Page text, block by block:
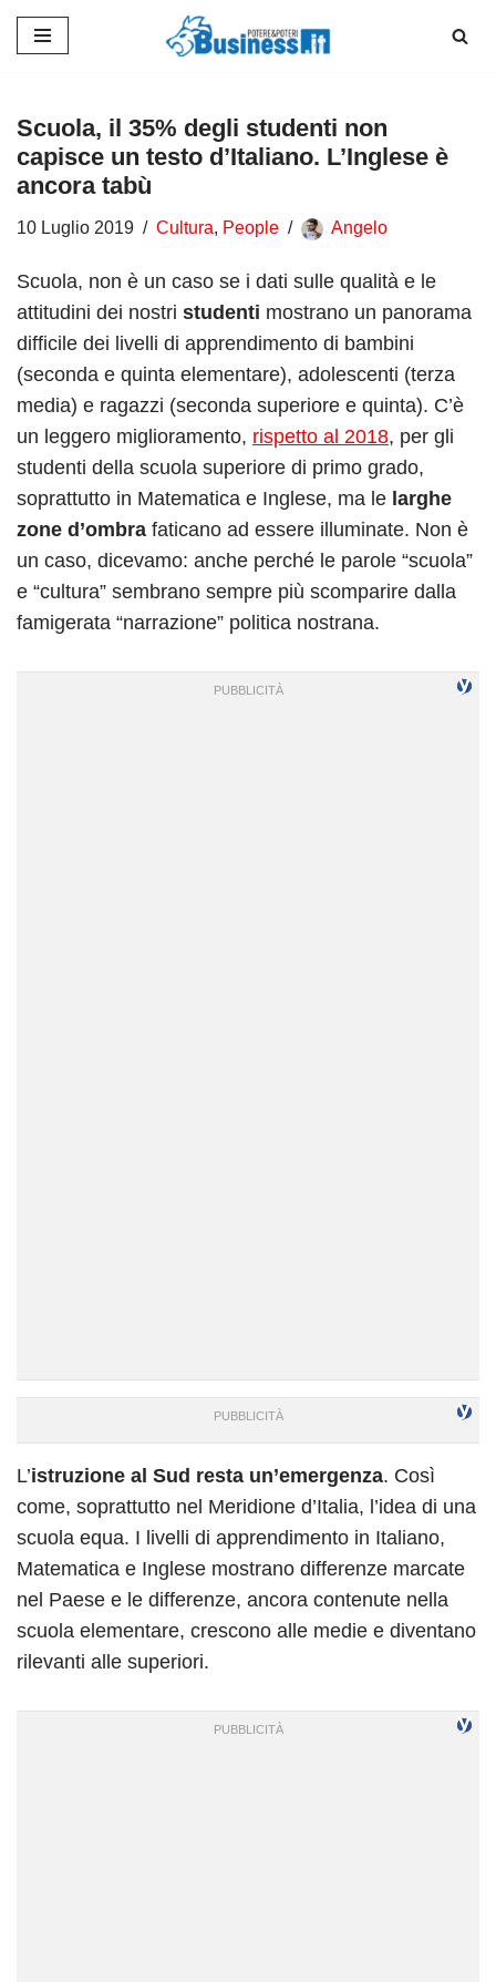
contenuto
Scuola, il 35% degli studenti non
capisce un testo d’Italiano. L’Inglese è
ancora tabù
10 Luglio 2019 Cultura, People Angelo
Scuola, non è un caso se i dati sulle qualità e le
attitudini dei nostri studenti mostrano un panorama
difficile dei livelli di apprendimento di bambini
(seconda e quinta elementare), adolescenti (terza
media) e ragazzi (seconda superiore e quinta). C’è
un leggero miglioramento, rispetto al 2018, per gli
studenti della scuola superiore di primo grado,
soprattutto in Matematica e Inglese, ma le larghe
zone d’ombra faticano ad essere illuminate. Non è
un caso, dicevamo: anche perché le parole “scuola”
e “cultura” sembrano sempre più scomparire dalla
famigerata “narrazione” politica nostrana.
L’istruzione al Sud resta un’emergenza. Così
come, soprattutto nel Meridione d’Italia, l’idea di una
scuola equa. I livelli di apprendimento in Italiano,
Matematica e Inglese mostrano differenze marcate
nel Paese e le differenze, ancora contenute nella
scuola elementare, crescono alle medie e diventano
rilevanti alle superiori.